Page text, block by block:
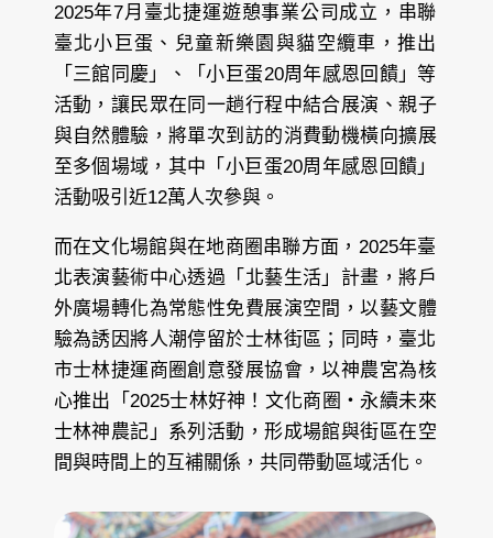
2025年7月臺北捷運遊憩事業公司成立，串聯
臺北小巨蛋、兒童新樂園與貓空纜車，推出
「三館同慶」、「小巨蛋20周年感恩回饋」等
活動，讓民眾在同一趟行程中結合展演、親子
與自然體驗，將單次到訪的消費動機橫向擴展
至多個場域，其中「小巨蛋20周年感恩回饋」
活動吸引近12萬人次參與。
而在文化場館與在地商圈串聯方面，2025年臺
北表演藝術中心透過「北藝生活」計畫，將戶
外廣場轉化為常態性免費展演空間，以藝文體
驗為誘因將人潮停留於士林街區；同時，臺北
市士林捷運商圈創意發展協會，以神農宮為核
心推出「2025士林好神！文化商圈・永續未來
士林神農記」系列活動，形成場館與街區在空
間與時間上的互補關係，共同帶動區域活化。